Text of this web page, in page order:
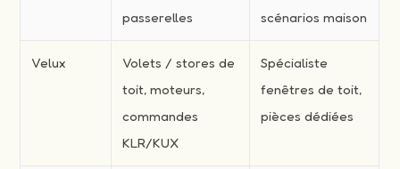
passerelles
scénarios maison
Velux
Volets / stores de
toit, moteurs,
commandes
KLR/KUX
Spécialiste
fenêtres de toit,
pièces dédiées